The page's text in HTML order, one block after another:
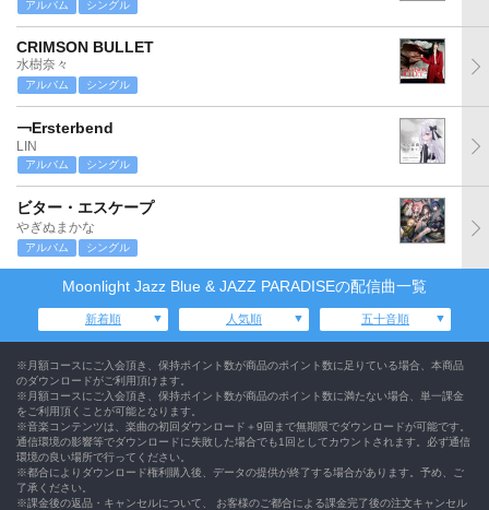
アルバム シングル
CRIMSON BULLET
水樹奈々
アルバム シングル
￢Ersterbend
LIN
アルバム シングル
ビター・エスケープ
やぎぬまかな
アルバム シングル
Moonlight Jazz Blue & JAZZ PARADISEの配信曲一覧
新着順 人気順 五十音順
※月額コースにご入会頂き、保持ポイント数が商品のポイント数に足りている場合、本商品
のダウンロードがご利用頂けます。
※月額コースにご入会頂き、保持ポイント数が商品のポイント数に満たない場合、単一課金
をご利用頂くことが可能となります。
※音楽コンテンツは、楽曲の初回ダウンロード＋9回まで無期限でダウンロードが可能です。
通信環境の影響等でダウンロードに失敗した場合でも1回としてカウントされます。必ず通信
環境の良い場所で行ってください。
※都合によりダウンロード権利購入後、データの提供が終了する場合があります。予め、ご
了承ください。
※課金後の返品・キャンセルについて、 お客様のご都合による課金完了後の注文キャンセル